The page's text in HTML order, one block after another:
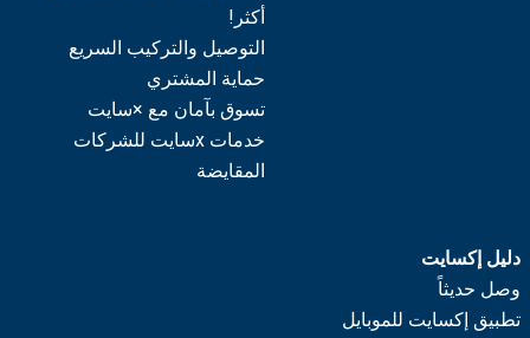
أكثر!
التوصيل والتركيب السريع
حماية المشتري
تسوق بآمان مع ×سايت
خدمات xسايت للشركات
المقايضة
دليل إكسايت
وصل حديثاً
تطبيق إكسايت للموبايل